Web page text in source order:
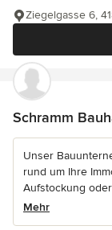
Ziegelgasse 6,
Schramm
Unser
rund um Ihre
Aufstockung
Mehr